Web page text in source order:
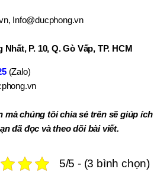
Info@ducphong.vn
P. 10, Q. Gò Vấp, TP. HCM
(Zalo)
chúng tôi chia sẻ trên sẽ giúp ích
đã đọc và theo dõi bài viết.
5/5 - (3 bình chọn)